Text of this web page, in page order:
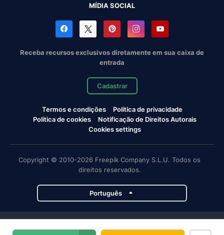
MÍDIA SOCIAL
Receba recursos exclusivos diretamente em sua caixa de
entrada
Cadastrar
Termos e condições
Política de privacidade
Política de cookies
Notificação de Direitos Autorais
Cookies settings
Copyright © 2010-2026 Freepik Company S.L.U. Todos os
direitos reservados.
Português